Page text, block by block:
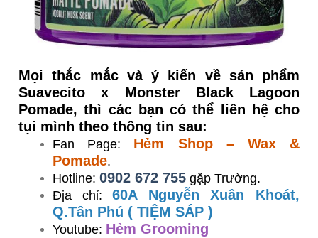
Mọi thắc mắc và ý kiến về sản phẩm
Suavecito x Monster Black Lagoon
Pomade, thì các bạn có thể liên hệ cho
tụi mình theo thông tin sau:
Fan Page: Hẻm Shop – Wax &
Pomade.
Hotline: 0902 672 755 gặp Trường.
Địa chỉ:60A Nguyễn Xuân Khoát,
Q.Tân Phú ( TIỆM SÁP )
Youtube: Hẻm Grooming